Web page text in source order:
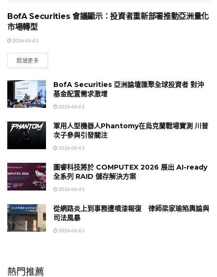
國際時事
BofA Securities 會議顯示：投資者重新部署推動亞洲量化
市場轉型
2026-06-01
閱讀更多
BofA Securities 亞洲論壇匯聚全球投資者 對沖
基金配置需求激增
2026-06-01
軍用人型機器人Phantomy在烏克蘭戰場實測 川普
次子參與引發關注
2026-06-01
圖睿科技將於 COMPUTEX 2026 展出 AI-ready
全系列 RAID 儲存解決方案
2026-06-01
從網路炎上到事務遭噴漆報復 律師梁家瑜陷輿論與
司法風暴
2026-06-01
熱門推薦